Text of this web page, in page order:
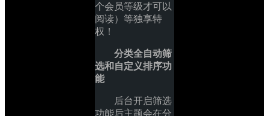
个会员等级才可以
阅读）等独享特
权！
分类全自动筛
选和自定义排序功
能
后台开启筛选
功能后主题会在分